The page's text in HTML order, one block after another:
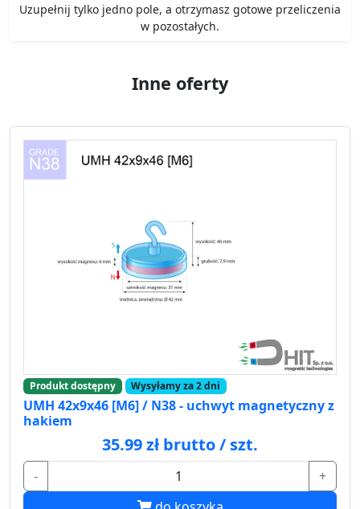
Uzupełnij tylko jedno pole, a otrzymasz gotowe przeliczenia
w pozostałych.
Inne oferty
Produkt dostępny Wysyłamy za 2 dni
UMH 42x9x46 [M6] / N38 - uchwyt magnetyczny z
hakiem
35.99 zł brutto / szt.
-
+